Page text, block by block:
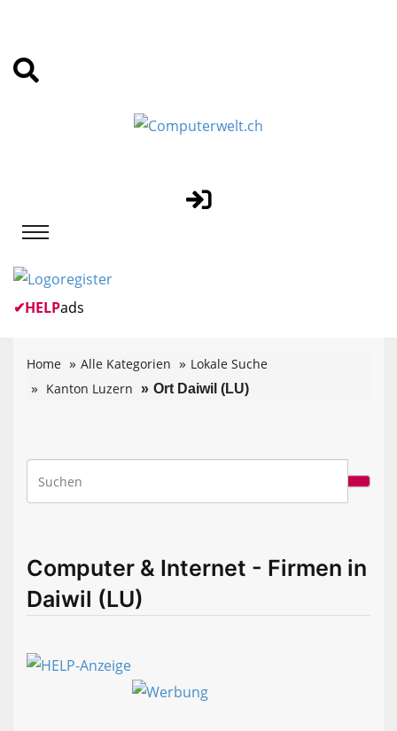
✔HELPads
Home Alle Kategorien
Lokale Suche
Kanton Luzern
Ort Daiwil (LU)
Computer & Internet - Firmen in
Daiwil (LU)